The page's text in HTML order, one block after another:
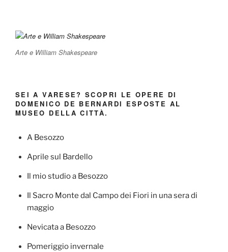
Arte e William Shakespeare
SEI A VARESE? SCOPRI LE OPERE DI
DOMENICO DE BERNARDI ESPOSTE AL
MUSEO DELLA CITTÀ.
A Besozzo
Aprile sul Bardello
Il mio studio a Besozzo
Il Sacro Monte dal Campo dei Fiori in una sera di
maggio
Nevicata a Besozzo
Pomeriggio invernale